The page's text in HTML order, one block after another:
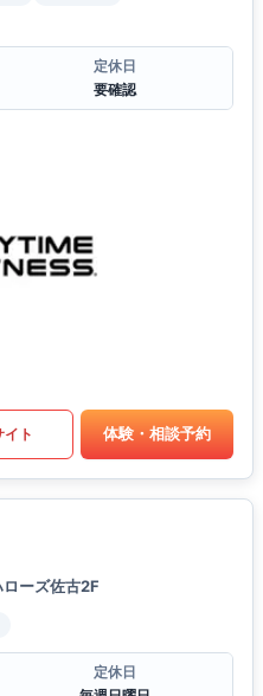
定休日
要確認
イト 体験・相談予約
ーズ佐古2F
定休日